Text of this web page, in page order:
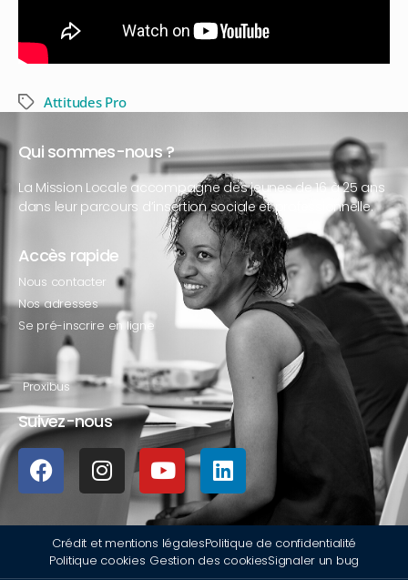
Attitudes Pro
Qui sommes-nous ?
La Mission Locale accompagne des jeunes de 16 à 25 ans
dans leur parcours d’insertion sociale et professionnelle.
Accès rapide
Nous contacter
Nos adresses
Se pré-inscrire en ligne
Proxibus
Suivez-nous
Crédit et mentions légalesPolitique de confidentialité
Politique cookies Gestion des cookiesSignaler un bug